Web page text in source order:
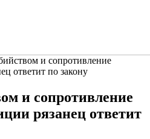
и сопротивление
ответит по закону
и сопротивление
рязанец ответит